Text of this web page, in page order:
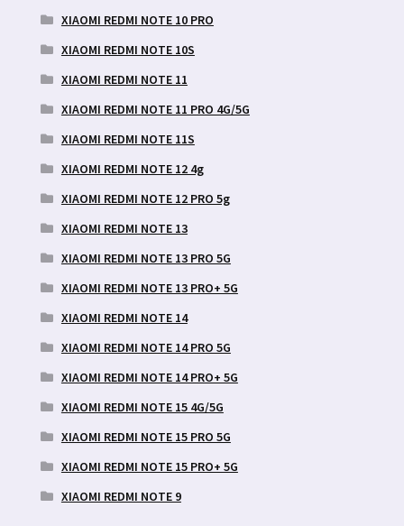
XIAOMI REDMI NOTE 10 PRO
XIAOMI REDMI NOTE 10S
XIAOMI REDMI NOTE 11
XIAOMI REDMI NOTE 11 PRO 4G/5G
XIAOMI REDMI NOTE 11S
XIAOMI REDMI NOTE 12 4g
XIAOMI REDMI NOTE 12 PRO 5g
XIAOMI REDMI NOTE 13
XIAOMI REDMI NOTE 13 PRO 5G
XIAOMI REDMI NOTE 13 PRO+ 5G
XIAOMI REDMI NOTE 14
XIAOMI REDMI NOTE 14 PRO 5G
XIAOMI REDMI NOTE 14 PRO+ 5G
XIAOMI REDMI NOTE 15 4G/5G
XIAOMI REDMI NOTE 15 PRO 5G
XIAOMI REDMI NOTE 15 PRO+ 5G
XIAOMI REDMI NOTE 9